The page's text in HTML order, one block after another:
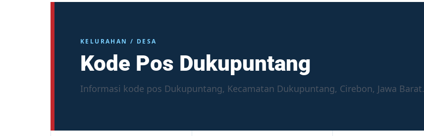
KELURAHAN / DESA
Kode Pos Dukupuntang
Informasi kode pos Dukupuntang, Kecamatan Dukupuntang, Cirebon, Jawa Barat.